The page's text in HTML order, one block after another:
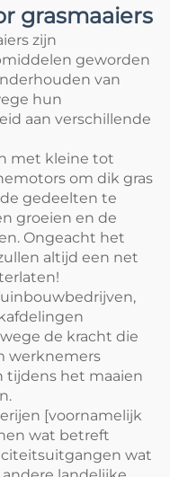
grasmaaiers
zijn
geworden
van
hun
aan verschillende
met kleine tot
om dik gras
gedeelten te
groeien en de
Ongeacht het
altijd een net
de kracht die
werknemers
tijdens het maaien
[voornamelijk
wat betreft
wat